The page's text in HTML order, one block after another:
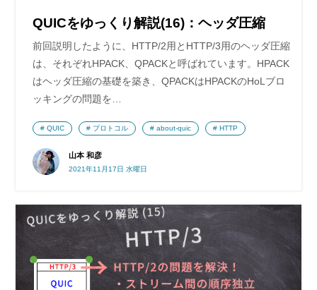
QUICをゆっくり解説(16)：ヘッダ圧縮
前回説明したように、HTTP/2用とHTTP/3用のヘッダ圧縮
は、それぞれHPACK、QPACKと呼ばれています。HPACK
はヘッダ圧縮の基礎を築き、QPACKはHPACKのHoLブロ
ッキングの問題を…
山本 和彦
2021年11月17日 水曜日
QUIC プロトコル about-quic HTTP